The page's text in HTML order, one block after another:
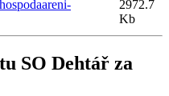
2972.7
Kb
SO Dehtář za